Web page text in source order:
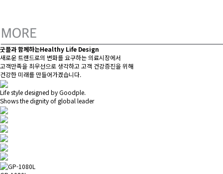
굿플과 함께하는Healthy Life Design
새로운 트랜드로의 변화를 요구하는 의료시장에서
고객만족을 최우선으로 생각하고 고객 건강증진을 위해
건강한 미래를 만들어가겠습니다.
Life style designed by Goodple.
Shows the dignity of global leader